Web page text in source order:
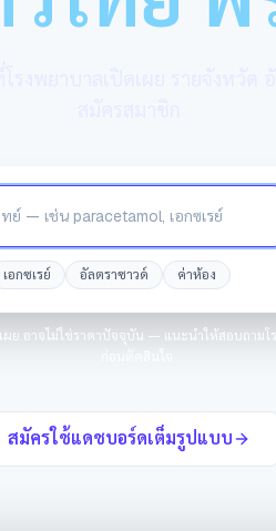
เอกซเรย์ อัลตราซาวด์ ค่าห้อง
ผย อาจไม่ใช่ราคาปัจจุบัน — แนะนำให้สอบถาม
สมัครใช้แดชบอร์ดเต็มรูปแบบ